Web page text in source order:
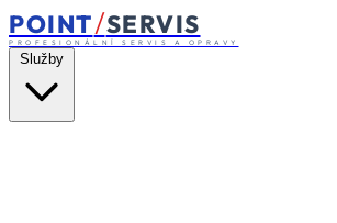
POINT/SERVIS
PROFESIONÁLNÍ SERVIS A OPRAVY
Služby